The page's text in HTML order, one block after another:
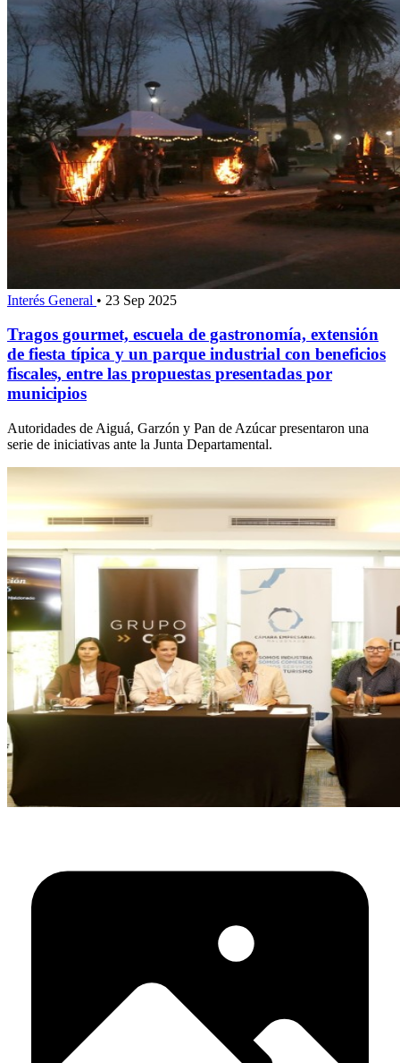
Interés General • 23 Sep 2025
Tragos gourmet, escuela de gastronomía, extensión
de fiesta típica y un parque industrial con beneficios
fiscales, entre las propuestas presentadas por
municipios
Autoridades de Aiguá, Garzón y Pan de Azúcar presentaron una
serie de iniciativas ante la Junta Departamental.